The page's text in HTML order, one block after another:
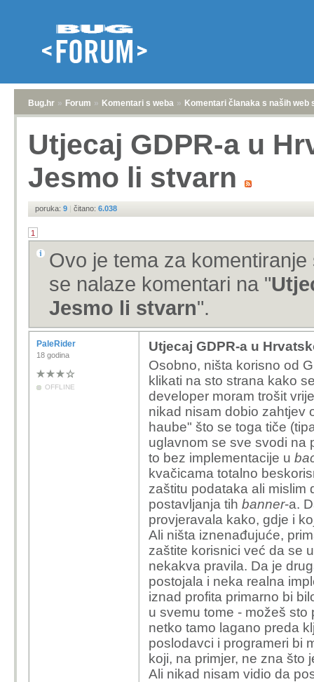
Bug.hr » Forum » Komentari s weba » Komentari članaka s naših web
Utjecaj GDPR-a u
Jesmo li stvarn
poruka: 9 | čitano: 6.038
1
Ovo je tema za
se nalaze komentari na "
Jesmo li stvarn".
PaleRider
18 godina
OFFLINE
Utjecaj GDPR-a u
Osobno, ništa korisno od
klikati na sto strana kako
developer moram trošit
nikad nisam dobio zahtjev
haube" što se toga tiče
uglavnom se sve svodi na
to bez implementacije u
kvačicama totalno
zaštitu podataka ali mislim
postavljanja tih banner-a.
provjeravala kako, gdje i
Ali ništa iznenađujuće,
zaštite korisnici već da se
nekakva pravila. Da je
postojala i neka realna
iznad profita primarno bi
u svemu tome - možeš
netko tamo lagano preda
poslodavci i programeri bi
koji, na primjer, ne zna što
Ali nikad nisam vidio da